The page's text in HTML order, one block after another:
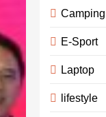
Camping
E-Sport
Laptop
lifestyle